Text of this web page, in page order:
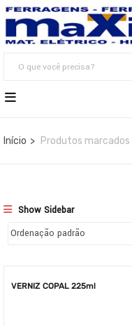
Início Produtos
Show Sidebar
VERNIZ COPAL 225ml